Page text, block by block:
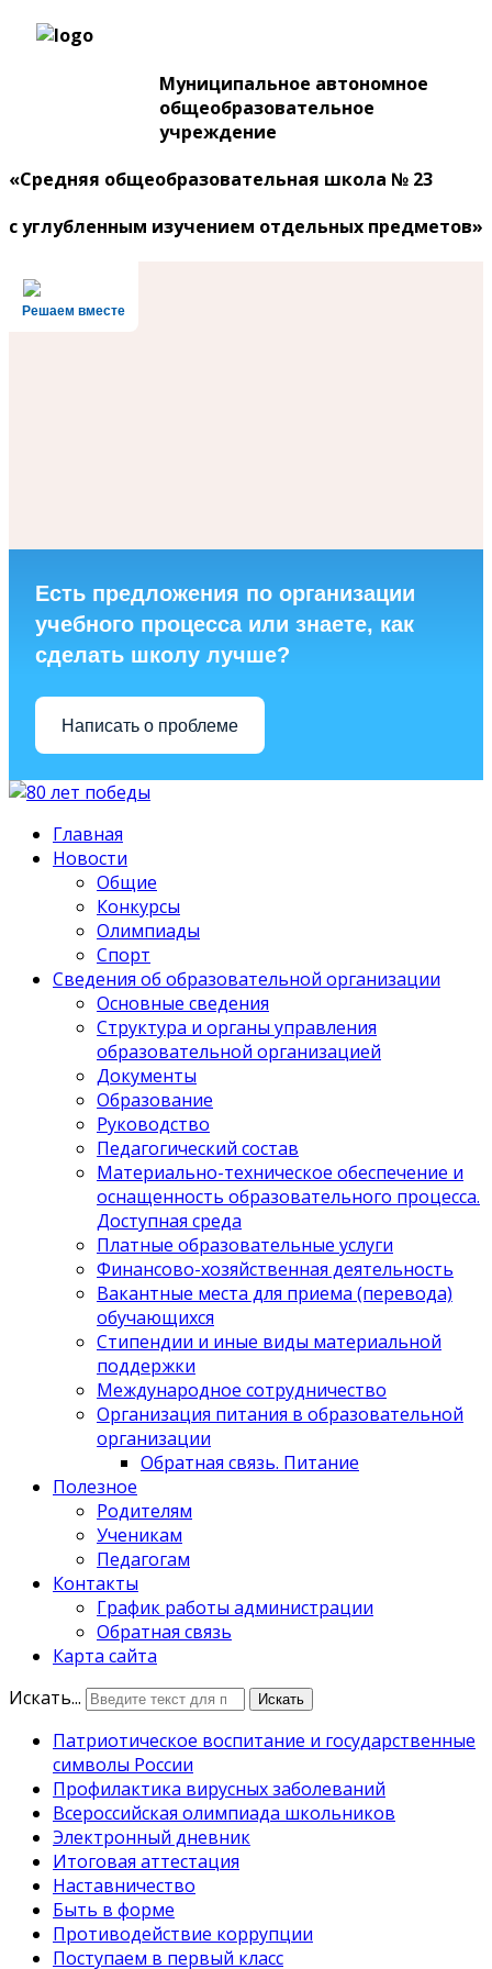
Муниципальное автономное
общеобразовательное
учреждение
«Средняя общеобразовательная школа № 23
с углубленным изучением отдельных предметов»
Решаем вместе
Есть предложения по организации
учебного процесса или знаете, как
сделать школу лучше?
Написать о проблеме
Главная
Новости
Общие
Конкурсы
Олимпиады
Спорт
Сведения об образовательной организации
Основные сведения
Структура и органы управления
образовательной организацией
Документы
Образование
Руководство
Педагогический состав
Материально-техническое обеспечение и
оснащенность образовательного процесса.
Доступная среда
Платные образовательные услуги
Финансово-хозяйственная деятельность
Вакантные места для приема (перевода)
обучающихся
Стипендии и иные виды материальной
поддержки
Международное сотрудничество
Организация питания в образовательной
организации
Обратная связь. Питание
Полезное
Родителям
Ученикам
Педагогам
Контакты
График работы администрации
Обратная связь
Карта сайта
Искать...
Искать
Патриотическое воспитание и государственные
символы России
Профилактика вирусных заболеваний
Всероссийская олимпиада школьников
Электронный дневник
Итоговая аттестация
Наставничество
Быть в форме
Противодействие коррупции
Поступаем в первый класс